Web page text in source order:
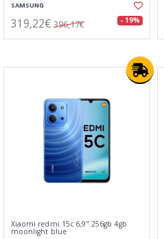
SAMSUNG
319,22€ 396,17€ - 19%
Xiaomi redmi 15c 6,9" 256gb 4gb
moonlight blue